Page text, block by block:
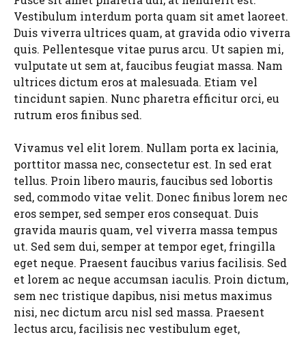
Vestibulum interdum porta quam sit amet laoreet.
Duis viverra ultrices quam, at gravida odio viverra
quis. Pellentesque vitae purus arcu. Ut sapien mi,
vulputate ut sem at, faucibus feugiat massa. Nam
ultrices dictum eros at malesuada. Etiam vel
tincidunt sapien. Nunc pharetra efficitur orci, eu
rutrum eros finibus sed.
Vivamus vel elit lorem. Nullam porta ex lacinia,
porttitor massa nec, consectetur est. In sed erat
tellus. Proin libero mauris, faucibus sed lobortis
sed, commodo vitae velit. Donec finibus lorem nec
eros semper, sed semper eros consequat. Duis
gravida mauris quam, vel viverra massa tempus
ut. Sed sem dui, semper at tempor eget, fringilla
eget neque. Praesent faucibus varius facilisis. Sed
et lorem ac neque accumsan iaculis. Proin dictum,
sem nec tristique dapibus, nisi metus maximus
nisi, nec dictum arcu nisl sed massa. Praesent
lectus arcu, facilisis nec vestibulum eget,